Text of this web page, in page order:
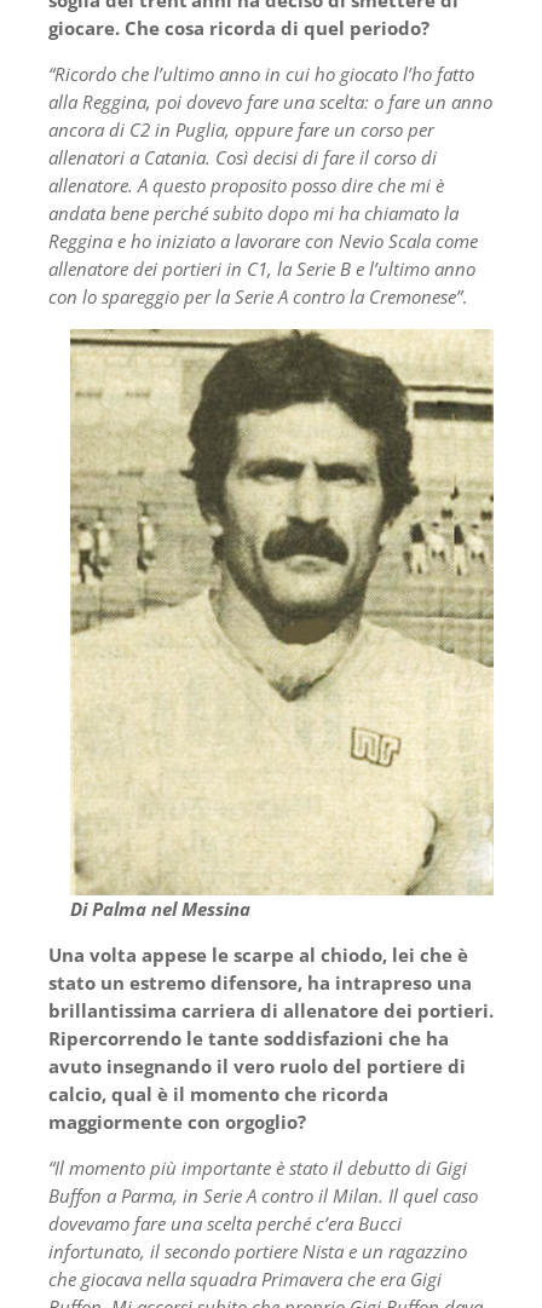
giocare. Che cosa ricorda di quel periodo?
“Ricordo che l’ultimo anno in cui ho giocato l’ho fatto
alla Reggina, poi dovevo fare una scelta: o fare un anno
ancora di C2 in Puglia, oppure fare un corso per
allenatori a Catania. Così decisi di fare il corso di
allenatore. A questo proposito posso dire che mi è
andata bene perché subito dopo mi ha chiamato la
Reggina e ho iniziato a lavorare con Nevio Scala come
allenatore dei portieri in C1, la Serie B e l’ultimo anno
con lo spareggio per la Serie A contro la Cremonese”.
Di Palma nel Messina
Una volta appese le scarpe al chiodo, lei che è
stato un estremo difensore, ha intrapreso una
brillantissima carriera di allenatore dei portieri.
Ripercorrendo le tante soddisfazioni che ha
avuto insegnando il vero ruolo del portiere di
calcio, qual è il momento che ricorda
maggiormente con orgoglio?
“Il momento più importante è stato il debutto di Gigi
Buffon a Parma, in Serie A contro il Milan. Il quel caso
dovevamo fare una scelta perché c’era Bucci
infortunato, il secondo portiere Nista e un ragazzino
che giocava nella squadra Primavera che era Gigi